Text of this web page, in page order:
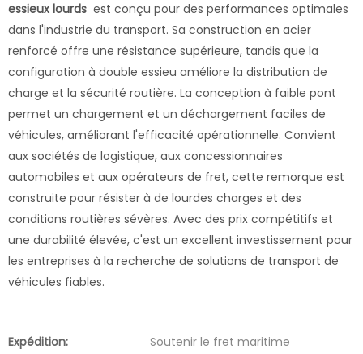
essieux lourds est conçu pour des performances optimales
dans l'industrie du transport. Sa construction en acier
renforcé offre une résistance supérieure, tandis que la
configuration à double essieu améliore la distribution de
charge et la sécurité routière. La conception à faible pont
permet un chargement et un déchargement faciles de
véhicules, améliorant l'efficacité opérationnelle. Convient
aux sociétés de logistique, aux concessionnaires
automobiles et aux opérateurs de fret, cette remorque est
construite pour résister à de lourdes charges et des
conditions routières sévères. Avec des prix compétitifs et
une durabilité élevée, c'est un excellent investissement pour
les entreprises à la recherche de solutions de transport de
véhicules fiables.
Expédition:
Soutenir le fret maritime